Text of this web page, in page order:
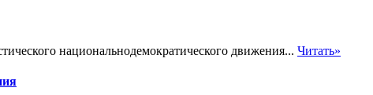
национальнодемократического движения... Читать»